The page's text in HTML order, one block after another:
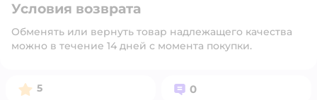
Условия возврата
Обменять или вернуть товар надлежащего качества
можно в течение 14 дней с момента покупки.
Рейтинг:
5 Вопросов:
0